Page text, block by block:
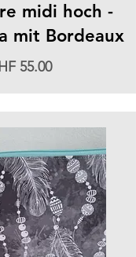
midi hoch -
mit Bordeaux
55.00